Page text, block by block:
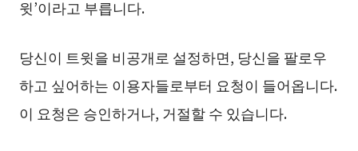
윗’이라고 부릅니다.
당신이 트윗을 비공개로 설정하면, 당신을 팔로우
하고 싶어하는 이용자들로부터 요청이 들어옵니다.
이 요청은 승인하거나, 거절할 수 있습니다.